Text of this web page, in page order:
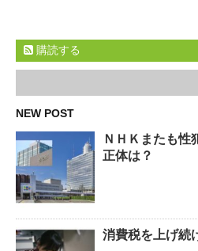
購読する
NEW POST
ＮＨＫまたも
正体は？
消費税を上げ続